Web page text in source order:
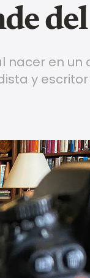
nacer en
y escritor